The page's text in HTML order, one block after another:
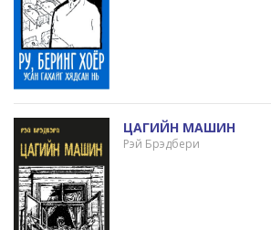
ЦАГИЙН МАШИН
Рэй Брэдбери